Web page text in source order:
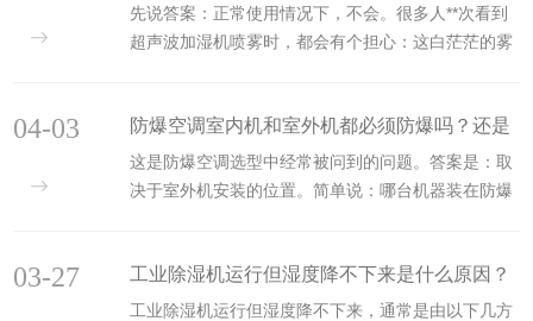
吗？
先说答案：正常使用情况下，不会。很多人**次看到
超声波加湿机喷雾时，都会有个担心：这白茫茫的雾
机的雾“不湿物···
防爆空调室内机和室外机都必须防爆吗？还是
只需要室内机防爆？
这是防爆空调选型中经常被问到的问题。答案是：取
决于室外机安装的位置。简单说：哪台机器装在防爆
概念：防爆区 vs ···
04-03
工业除湿机运行但湿度降不下来是什么原因？
工业除湿机运行但湿度降不下来，通常是由以下几方
03-27